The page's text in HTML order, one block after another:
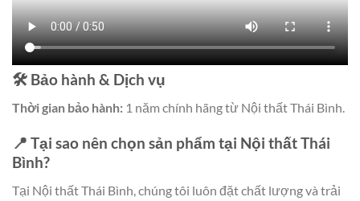
🛠️ Bảo hành & Dịch vụ
Thời gian bảo hành: 1 năm chính hãng từ Nội thất Thái Bình.
📍 Tại sao nên chọn sản phẩm tại Nội thất Thái
Bình?
Tại Nội thất Thái Bình, chúng tôi luôn đặt chất lượng và trải